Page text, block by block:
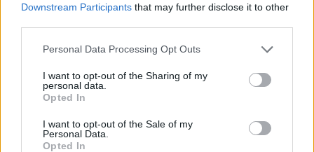
Downstream Participants that may further disclose it to other
Please note that this website/app uses one or more Google
not limited to your visit or usage behaviour. You may click to
grant or deny consent to Google and its third-party tags to
use your data for below specified purposes in below Google
consent section.
Personal Data Processing Opt Outs
I want to opt-out of the Sharing of my
personal data.
Opted In
I want to opt-out of the Sale of my
Personal Data.
Opted In
Μάντσεστερ Γιουνάιτεντ
Λίβερπουλ
Τσέλσι